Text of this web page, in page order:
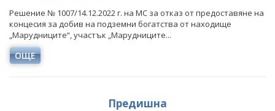
Решение № 1007/14.12.2022 г. на МС за отказ от предоставяне на
концесия за добив на подземни богатства от находище
„Марудниците“, участък „Марудниците...
ОЩЕ
Предишна